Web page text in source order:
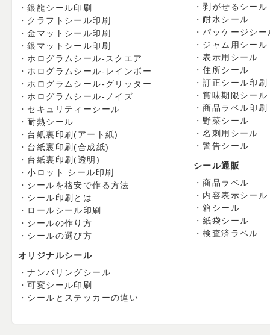
銀龍シール印刷
クラフトシール印刷
金マットシール印刷
銀マットシール印刷
ホログラムシール-スクエア
ホログラムシール-レインボー
ホログラムシール-グリッター
ホログラムシール-ノイズ
セキュリティーシール
耐熱シール
台紙裏印刷(アート紙)
台紙裏印刷(合成紙)
台紙裏印刷(透明)
小ロット シール印刷
シールを格安で作る方法
シール印刷とは
ロールシール印刷
シールの作り方
シールの選び方
オリジナルシール
ナンバリングシール
可変シール印刷
シールとステッカーの違い
剥がせるシール
耐水シール
パッケージシー
ジャム用シール
表示用シール
住所シール
訂正シール印刷
賞味期限シール
商品ラベル印刷
野菜シール
名刺用シール
警告シール
シール通販
商品ラベル
内容表示シール
箱シール
紙袋シール
検査済ラベル